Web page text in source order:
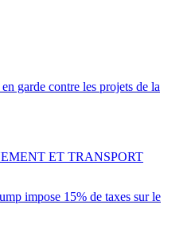
garde contre les projets de la
impose 15% de taxes sur le
ET TRANSPORT